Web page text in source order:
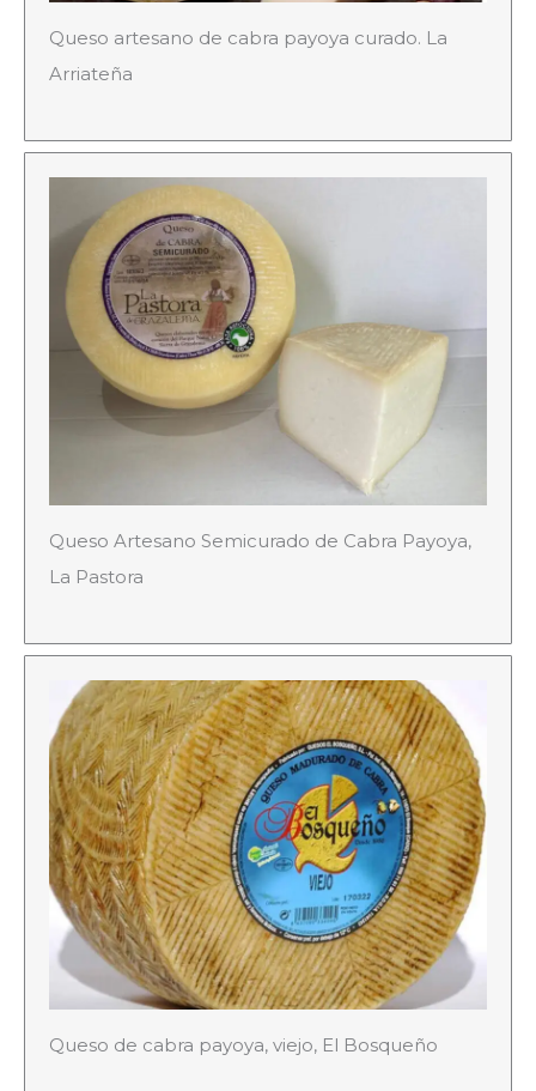
Queso artesano de cabra payoya curado. La
Arriateña
Queso Artesano Semicurado de Cabra Payoya,
La Pastora
Queso de cabra payoya, viejo, El Bosqueño